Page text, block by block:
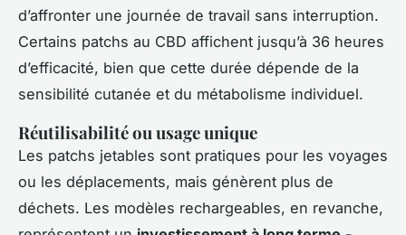
d’affronter une journée de travail sans interruption.
Certains patchs au CBD affichent jusqu’à 36 heures
d’efficacité, bien que cette durée dépende de la
sensibilité cutanée et du métabolisme individuel.
Réutilisabilité ou usage unique
Les patchs jetables sont pratiques pour les voyages
ou les déplacements, mais génèrent plus de
déchets. Les modèles rechargeables, en revanche,